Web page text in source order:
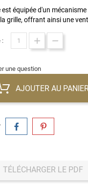
est équipée d'un
grille, offrant ainsi une
:
une question
AJOUTER AU PANIER
TÉLÉCHARGER LE PDF